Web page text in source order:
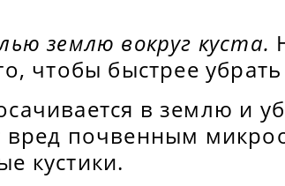
землю вокруг куста.
чтобы быстрее убрать
в землю и
вред почвенным
кустики.